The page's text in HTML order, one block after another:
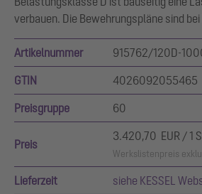
verbauen. Die Bewehrungspläne sind
Artikelnummer 915762/120D-
GTIN 4026092055465
Preisgruppe 60
Preis
3.420,70 EUR / 1
Werkslistenpreis
Lieferzeit siehe KESSEL